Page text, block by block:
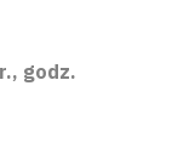
godz.